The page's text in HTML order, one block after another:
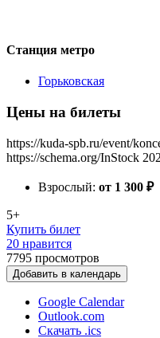
Станция метро
Горьковская
Цены на билеты
https://kuda-spb.ru/event/
https://schema.org/InStock
Взрослый: от 1 300 ₽
5+
Купить билет
20 нравится
7795 просмотров
Добавить в календарь
Google Calendar
Outlook.com
Скачать .ics